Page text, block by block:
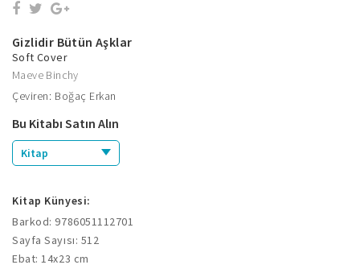
Gizlidir Bütün Aşklar
Soft Cover
Maeve Binchy
Çeviren: Boğaç Erkan
Bu Kitabı Satın Alın
Kitap
Kitap Künyesi:
Barkod: 9786051112701
Sayfa Sayısı: 512
Ebat: 14x23 cm